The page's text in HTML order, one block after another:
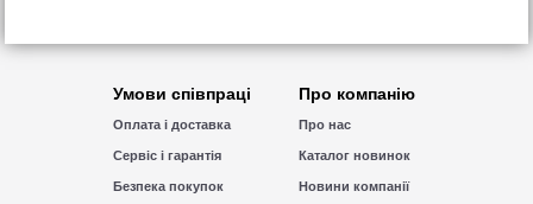
Умови співпраці
Оплата і доставка
Сервіс і гарантія
Безпека покупок
Про компанію
Про нас
Каталог новинок
Новини компанії